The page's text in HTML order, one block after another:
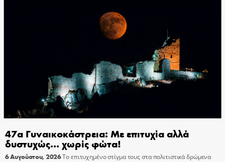
47α Γυναικοκάστρεια: Με επιτυχία αλλά
δυστυχώς… χωρίς φώτα!
6 Αυγούστου, 2026Το επιτυχημένο στίγμα τους στα πολιτιστικά δρώμενα